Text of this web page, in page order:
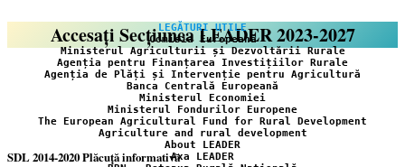
Accesați Secțiunea LEADER 2023-2027
LEGĂTURI UTILE
Comisia Europeană
Ministerul Agriculturii și Dezvoltării Rurale
Agenția pentru Finanțarea Investițiilor Rurale
Agenția de Plăți și Intervenție pentru Agricultură
Banca Centrală Europeană
Ministerul Economiei
Ministerul Fondurilor Europene
The European Agricultural Fund for Rural Development
Agriculture and rural development
About LEADER
Axa LEADER
SDL 2014-2020 Plăcuță informativă